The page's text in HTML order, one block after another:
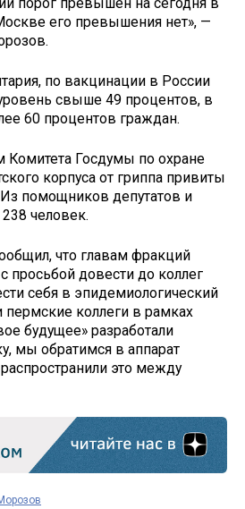
его превышения нет», —
по вакцинации в России
свыше 49 процентов, в
60 процентов граждан.
Госдумы по охране
корпуса от гриппа привиты
помощников депутатов и
человек.
что главам фракций
просьбой довести до коллег
себя в эпидемиологический
пермские коллеги в рамках
будущее» разработали
мы обратимся в аппарат
это между